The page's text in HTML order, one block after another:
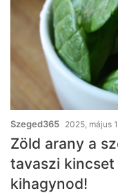
Szeged365 2025, május
Zöld arany a
tavaszi
kihagynod!